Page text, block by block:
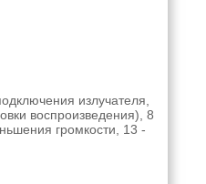
излучателя,
воспроизведения), 8
громкости, 13 -